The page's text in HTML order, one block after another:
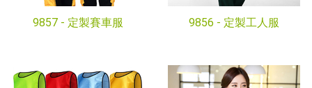
9857 - 定製賽車服 9856 - 定製工人服